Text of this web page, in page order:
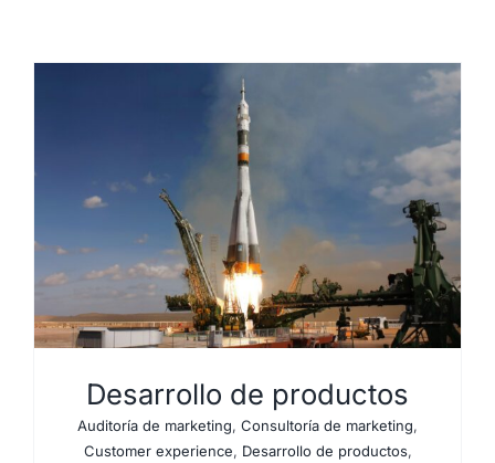
Desarrollo de productos
Auditoría de marketing, Consultoría de marketing,
Customer experience, Desarrollo de productos,